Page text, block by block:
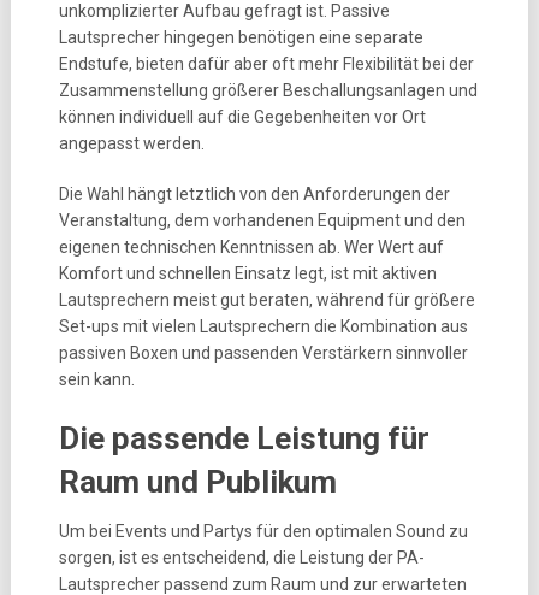
unkomplizierter Aufbau gefragt ist. Passive
Lautsprecher hingegen benötigen eine separate
Endstufe, bieten dafür aber oft mehr Flexibilität bei der
Zusammenstellung größerer Beschallungsanlagen und
können individuell auf die Gegebenheiten vor Ort
angepasst werden.
Die Wahl hängt letztlich von den Anforderungen der
Veranstaltung, dem vorhandenen Equipment und den
eigenen technischen Kenntnissen ab. Wer Wert auf
Komfort und schnellen Einsatz legt, ist mit aktiven
Lautsprechern meist gut beraten, während für größere
Set-ups mit vielen Lautsprechern die Kombination aus
passiven Boxen und passenden Verstärkern sinnvoller
sein kann.
Die passende Leistung für
Raum und Publikum
Um bei Events und Partys für den optimalen Sound zu
sorgen, ist es entscheidend, die Leistung der PA-
Lautsprecher passend zum Raum und zur erwarteten